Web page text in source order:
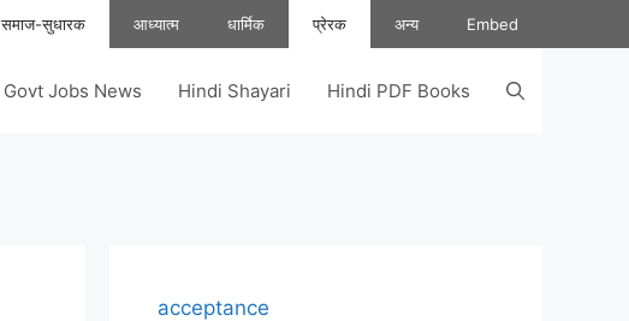
समाज-सुधारक आध्यात्म धार्मिक प्रेरक अन्य Embed
Govt Jobs News Hindi Shayari Hindi PDF Books
acceptance